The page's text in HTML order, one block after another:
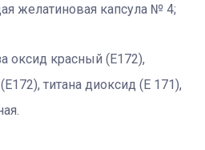
желатиновая капсула № 4;
оксид красный (Е172),
титана диоксид (Е 171),